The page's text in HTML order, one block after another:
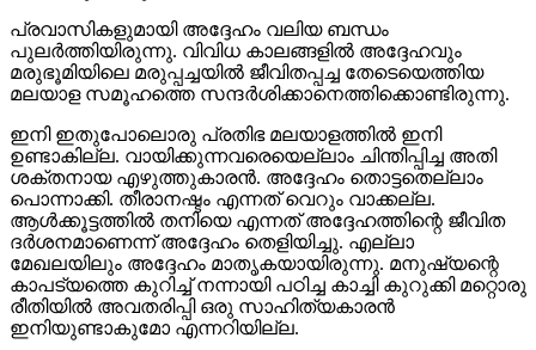
പ്രവാസികളുമായി അദ്ദേഹം വലിയ ബന്ധം
പുലര്‍ത്തിയിരുന്നു. വിവിധ കാലങ്ങളില്‍ അദ്ദേഹവും
മരുഭൂമിയിലെ മരുപ്പച്ചയില്‍ ജീവിതപ്പച്ച തേടെയെത്തിയ
മലയാള സമൂഹത്തെ സന്ദര്‍ശിക്കാനെത്തിക്കൊണ്ടിരുന്നു.
ഇനി ഇതുപോലൊരു പ്രതിഭ മലയാളത്തില്‍ ഇനി
ഉണ്ടാകില്ല. വായിക്കുന്നവരെയെല്ലാം ചിന്തിപ്പിച്ച അതി
ശക്തനായ എഴുത്തുകാരന്‍. അദ്ദേഹം തൊട്ടതെല്ലാം
പൊന്നാക്കി. തീരാനഷ്ടം എന്നത് വെറും വാക്കല്ല.
ആള്‍ക്കൂട്ടത്തില്‍ തനിയെ എന്നത് അദ്ദേഹത്തിന്റെ ജീവിത
ദര്‍ശനമാണെന്ന് അദ്ദേഹം തെളിയിച്ചു. എല്ലാ
മേഖലയിലും അദ്ദേഹം മാതൃകയായിരുന്നു. മനുഷ്യന്റെ
കാപട്യത്തെ കുറിച്ച് നന്നായി പഠിച്ച കാച്ചി കുറുക്കി മറ്റൊരു
രീതിയില്‍ അവതരിപ്പി ഒരു സാഹിത്യകാരന്‍
ഇനിയുണ്ടാകുമോ എന്നറിയില്ല.